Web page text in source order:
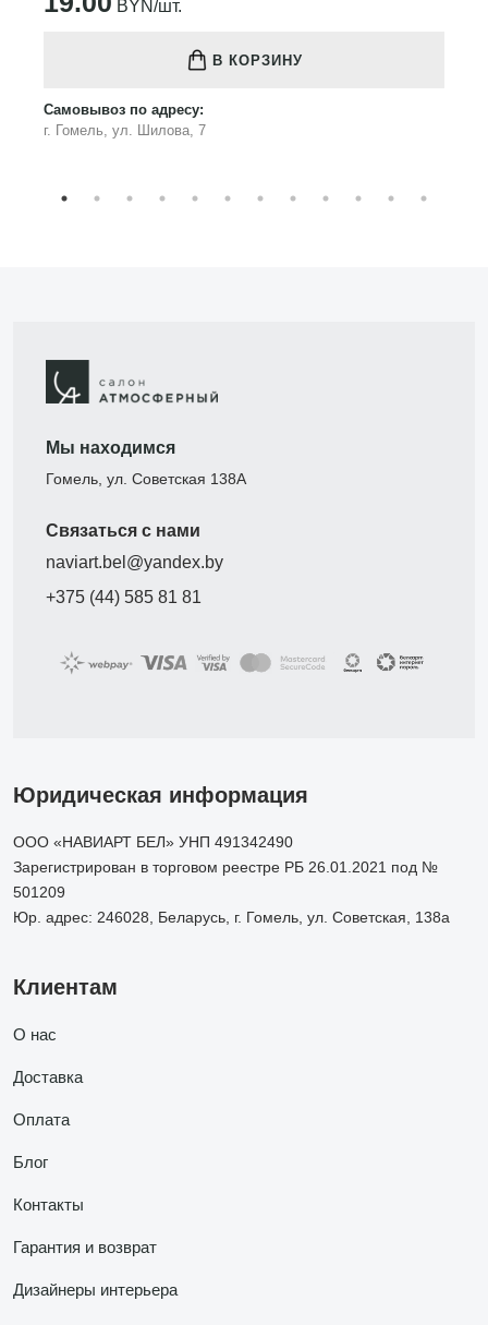
BYN/шт.
В КОРЗИНУ
Самовывоз по адресу:
г. Гомель, ул. Шилова, 7
Мы находимся
Гомель, ул. Советская 138А
Связаться с нами
naviart.bel@yandex.by
+375 (44) 585 81 81
Юридическая информация
ООО «НАВИАРТ БЕЛ» УНП 491342490
Зарегистрирован в торговом реестре РБ 26.01.2021 под №
501209
Юр. адрес: 246028, Беларусь, г. Гомель, ул. Советская, 138а
Клиентам
О нас
Доставка
Оплата
Блог
Контакты
Гарантия и возврат
Дизайнеры интерьера